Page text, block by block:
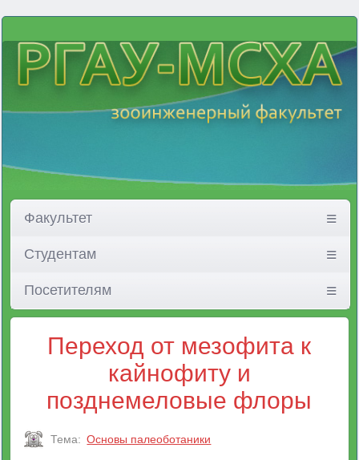
Факультет
Студентам
Посетителям
Переход от мезофита к
кайнофиту и
позднемеловые флоры
Тема: Основы палеоботаники